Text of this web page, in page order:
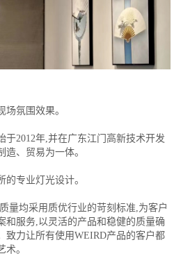
场氛围效果。
于2012年,并在广东江门高新技术开发
造、贸易为一体。
的专业灯光设计。
量均采用质优行业的苛刻标准,为客户
和服务,以灵活的产品和稳健的质量确
致力让所有使用WEIRD产品的客户都
。